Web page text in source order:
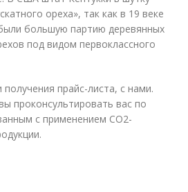
ореха», так как в 19 веке
большую партию деревянных
под видом первоклассного
прайс-листа, с нами.
проконсультировать вас по
с применением СО2-